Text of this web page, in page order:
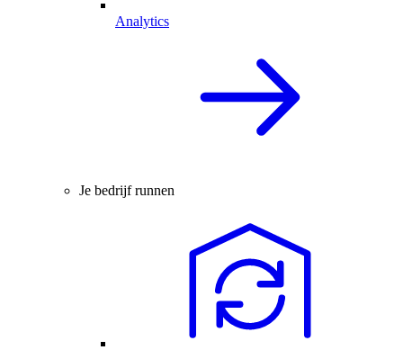
Analytics
Je bedrijf runnen